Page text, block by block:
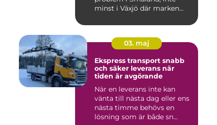
minst i Växjö där marken
03. maj
Ekspress transport snabb
och säker leverans när
tiden är avgörande
När en leverans inte kan
vänta till nästa dag eller ens
nästa timme behövs en
lösning som är både sn...